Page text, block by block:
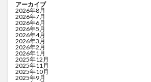
アーカイブ
2026年8月
2026年7月
2026年6月
2026年5月
2026年4月
2026年3月
2026年2月
2026年1月
2025年12月
2025年11月
2025年10月
2025年9月